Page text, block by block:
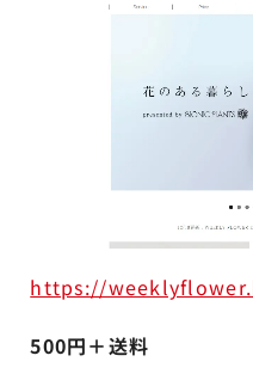
https://
500円＋送料